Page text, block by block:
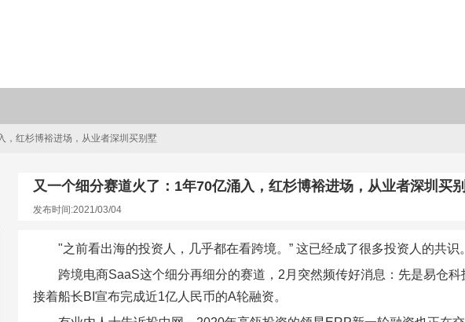
，红杉博裕进场，从业者深圳买别墅
又一个细分赛道火了：1年70亿涌入，红杉博裕进场，从业者深圳买
发布时间:2021/03/04
"之前看出海的投资人，几乎都在看跨境。” 这已经成了很多投资人的共识。
跨境电商SaaS这个细分再细分的赛道，2月突然频传好消息：先是易仓
接着船长BI宣布完成近1亿人民币的A轮融资。